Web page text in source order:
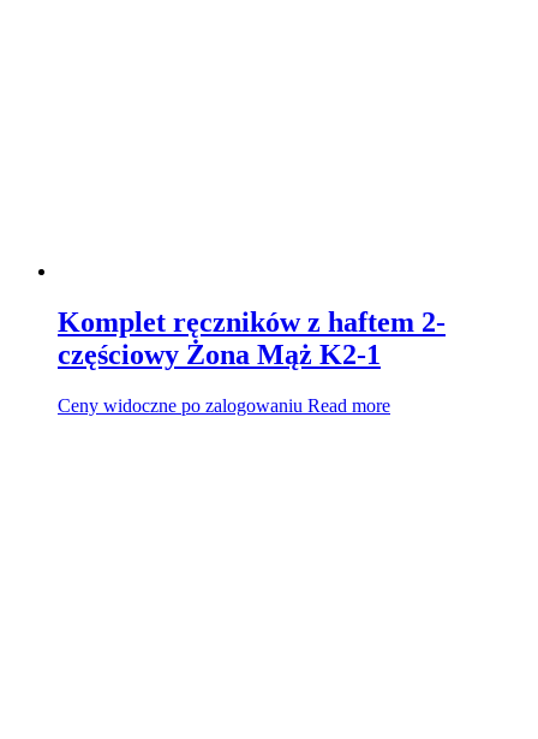
Komplet ręczników z haftem 2-
częściowy Żona Mąż K2-1
Ceny widoczne po zalogowaniu Read more